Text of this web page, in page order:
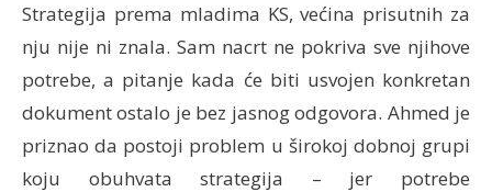
Strategija prema mladima KS, većina prisutnih za
nju nije ni znala. Sam nacrt ne pokriva sve njihove
potrebe, a pitanje kada će biti usvojen konkretan
dokument ostalo je bez jasnog odgovora. Ahmed je
priznao da postoji problem u širokoj dobnoj grupi
koju obuhvata strategija – jer potrebe